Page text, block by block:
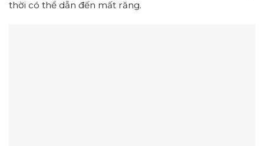
thời có thể dẫn đến mất răng.